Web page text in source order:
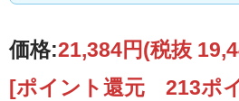
価格:21,384円(税抜
[ポイント還元 213ポ